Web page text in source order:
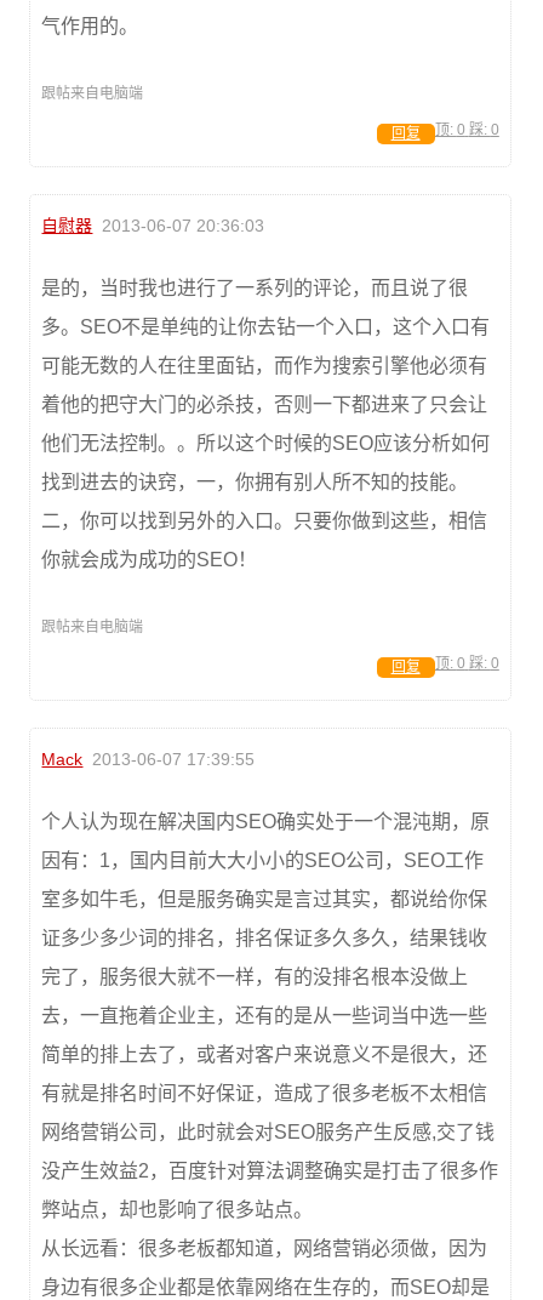
气作用的。
跟帖来自电脑端
顶: 0 踩: 0
回复
自慰器 2013-06-07 20:36:03
是的，当时我也进行了一系列的评论，而且说了很
多。SEO不是单纯的让你去钻一个入口，这个入口有
可能无数的人在往里面钻，而作为搜索引擎他必须有
着他的把守大门的必杀技，否则一下都进来了只会让
他们无法控制。。所以这个时候的SEO应该分析如何
找到进去的诀窍，一，你拥有别人所不知的技能。
二，你可以找到另外的入口。只要你做到这些，相信
你就会成为成功的SEO！
跟帖来自电脑端
顶: 0 踩: 0
回复
Mack 2013-06-07 17:39:55
个人认为现在解决国内SEO确实处于一个混沌期，原
因有：1，国内目前大大小小的SEO公司，SEO工作
室多如牛毛，但是服务确实是言过其实，都说给你保
证多少多少词的排名，排名保证多久多久，结果钱收
完了，服务很大就不一样，有的没排名根本没做上
去，一直拖着企业主，还有的是从一些词当中选一些
简单的排上去了，或者对客户来说意义不是很大，还
有就是排名时间不好保证，造成了很多老板不太相信
网络营销公司，此时就会对SEO服务产生反感,交了钱
没产生效益2，百度针对算法调整确实是打击了很多作
弊站点，却也影响了很多站点。
从长远看：很多老板都知道，网络营销必须做，因为
身边有很多企业都是依靠网络在生存的，而SEO却是